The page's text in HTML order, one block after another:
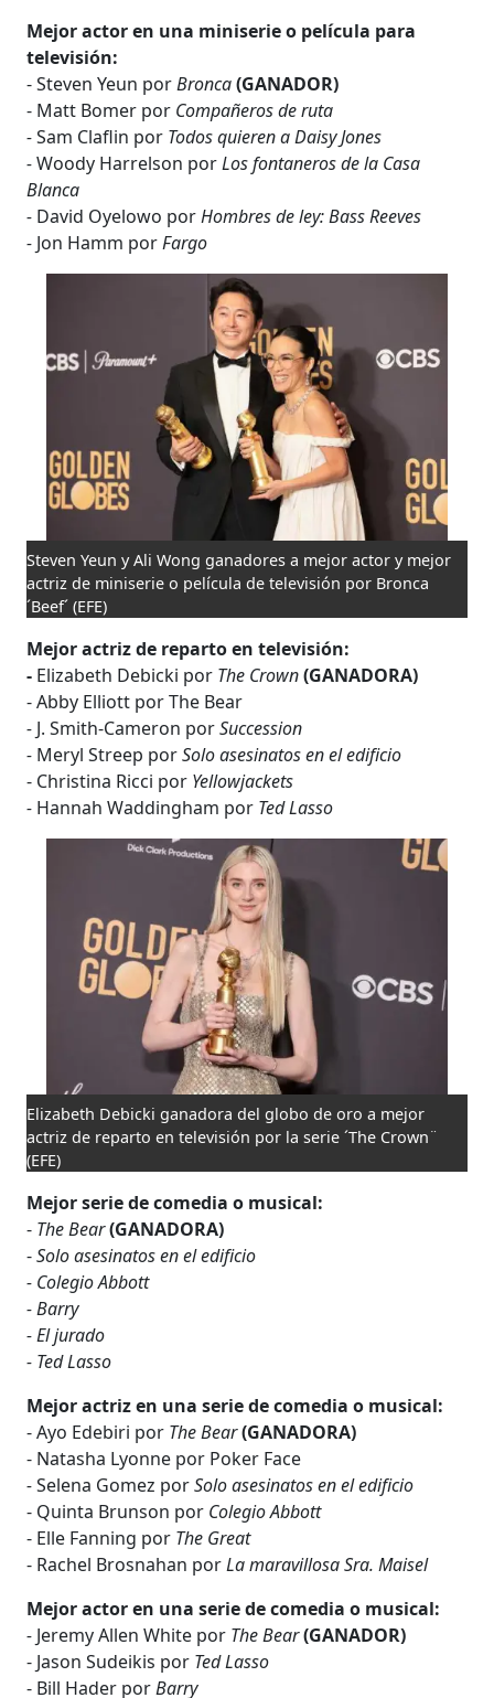
Mejor actor en una miniserie o película para
televisión:
-Steven Yeun porBronca(GANADOR)
- Matt Bomer por Compañeros de ruta
-Sam Claflin por Todos quieren a Daisy Jones
-Woody Harrelson porLos fontaneros de la Casa
Blanca
- David Oyelowo porHombres de ley: Bass Reeves
- ​​ Jon Hamm porFargo
Steven Yeun y Ali Wong ganadores a mejor actor y mejor
actriz de miniserie o película de televisión por Bronca
´Beef´ (EFE)
Mejor actriz de reparto en televisión:
- Elizabeth Debicki por The Crown(GANADORA)
- Abby Elliott por The Bear
- J. Smith-Cameron porSuccession
- Meryl Streep porSolo asesinatos en el edificio
- Christina Ricci por Yellowjackets
- Hannah Waddingham por Ted Lasso
Elizabeth Debicki ganadora del globo de oro a mejor
actriz de reparto en televisión por la serie ´The Crown¨
(EFE)
Mejor serie de comedia o musical:
- The Bear(GANADORA)
-Solo asesinatos en el edificio
- Colegio Abbott
- Barry
- El jurado
- Ted Lasso
Mejor actriz en una serie de comedia o musical:
- Ayo Edebiri por The Bear(GANADORA)
- Natasha Lyonne por Poker Face
-Selena Gomez porSolo asesinatos en el edificio
- Quinta Brunson por Colegio Abbott
- Elle Fanning por The Great
- Rachel Brosnahan porLa maravillosa Sra. Maisel
Mejor actor en una serie de comedia o musical:
- Jeremy Allen White por The Bear(GANADOR)
- Jason Sudeikis por Ted Lasso
- Bill Hader porBarry